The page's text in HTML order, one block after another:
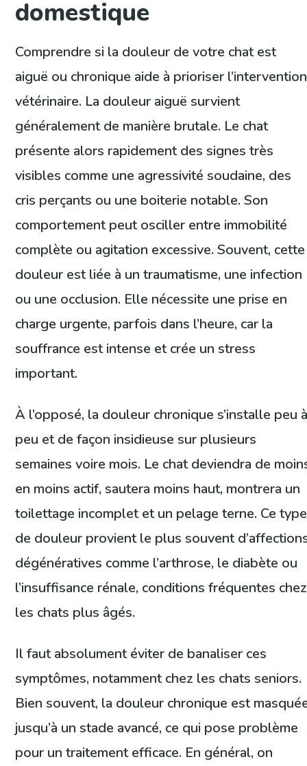
domestique
Comprendre si la douleur de votre chat est
aiguë ou chronique aide à prioriser l’intervention
vétérinaire. La douleur aiguë survient
généralement de manière brutale. Le chat
présente alors rapidement des signes très
visibles comme une agressivité soudaine, des
cris perçants ou une boiterie notable. Son
comportement peut osciller entre immobilité
complète ou agitation excessive. Souvent, cette
douleur est liée à un traumatisme, une infection
ou une occlusion. Elle nécessite une prise en
charge urgente, parfois dans l’heure, car la
souffrance est intense et crée un stress
important.
À l’opposé, la douleur chronique s’installe peu
peu et de façon insidieuse sur plusieurs
semaines voire mois. Le chat deviendra de
en moins actif, sautera moins haut, montrera un
toilettage incomplet et un pelage terne. Ce type
de douleur provient le plus souvent
dégénératives comme l’arthrose, le diabète ou
l’insuffisance rénale, conditions fréquentes chez
les chats plus âgés.
Il faut absolument éviter de banaliser ces
symptômes, notamment chez les chats seniors.
Bien souvent, la douleur chronique est
jusqu’à un stade avancé, ce qui pose problème
pour un traitement efficace. En général, on